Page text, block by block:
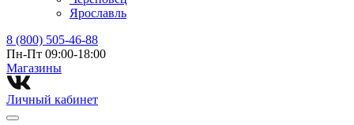
Ярославль
8 (800) 505-46-88
Пн-Пт 09:00-18:00
Магазины⁠
Личный кабинет